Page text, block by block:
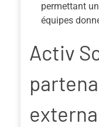
permettant
équipes
Activ